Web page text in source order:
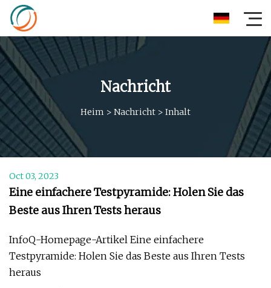
Nachricht
Heim > Nachricht > Inhalt
Oct 03, 2023
Eine einfachere Testpyramide: Holen Sie das
Beste aus Ihren Tests heraus
InfoQ-Homepage-Artikel Eine einfachere
Testpyramide: Holen Sie das Beste aus Ihren Tests
heraus